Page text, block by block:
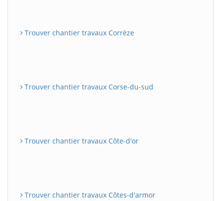
Trouver chantier travaux Corrèze
Trouver chantier travaux Corse-du-sud
Trouver chantier travaux Côte-d'or
Trouver chantier travaux Côtes-d'armor